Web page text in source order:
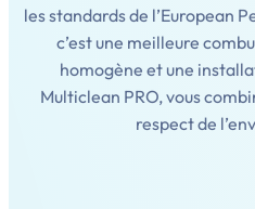
les standards de l’European
c’est une meilleure
homogène et une
Multiclean PRO, vous
respect de